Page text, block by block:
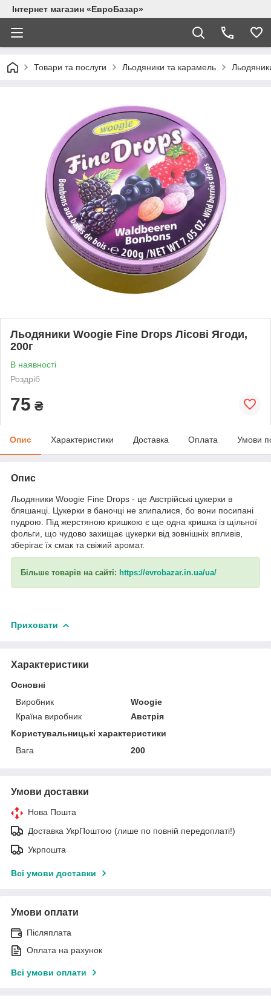
Інтернет магазин «ЕвроБазар»
Товари та послуги Льодяники та карамель
Льодяники Woogie Fine Drops Лісові Ягоди,
200г
В наявності
Роздріб
75 ₴
Опис Характеристики Доставка Оплата Умови
Опис
Льодяники Woogie Fine Drops - це Австрійські цукерки в
бляшанці. Цукерки в баночці не злипалися, бо вони посипані
пудрою. Під жерстяною кришкою є ще одна кришка із щільної
фольги, що чудово захищає цукерки від зовнішніх впливів,
зберігає їх смак та свіжий аромат.
Більше товарів на сайті: https://evrobazar.in.ua/ua/
Приховати
Характеристики
Основні
Виробник
Woogie
Країна виробник
Австрія
Користувальницькі характеристики
Вага
200
Умови доставки
Нова Пошта
Доставка УкрПоштою (лише по повній передоплаті!)
Укрпошта
Всі умови доставки
Умови оплати
Післяплата
Оплата на рахунок
Всі умови оплати